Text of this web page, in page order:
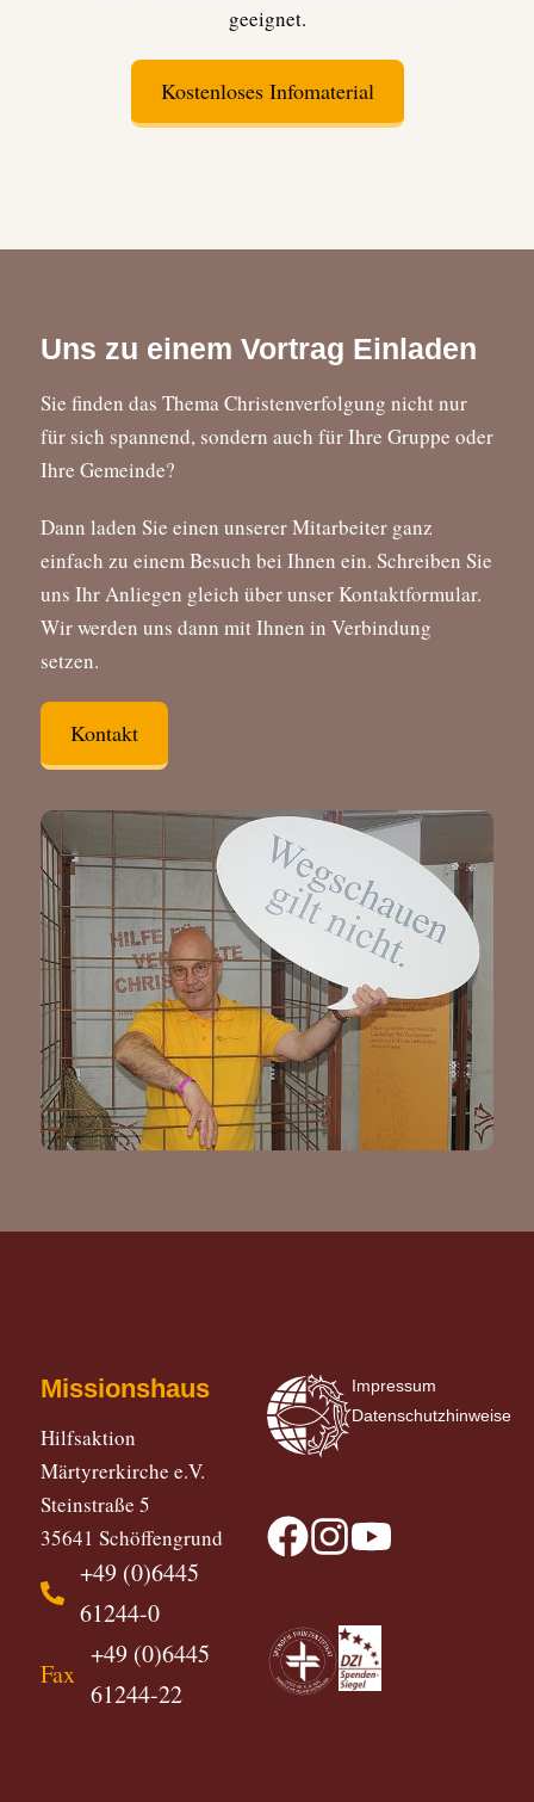
geeignet.
Kostenloses Infomaterial
Uns zu einem Vortrag Einladen
Sie finden das Thema Christenverfolgung nicht nur
für sich spannend, sondern auch für Ihre Gruppe oder
Ihre Gemeinde?
Dann laden Sie einen unserer Mitarbeiter ganz
einfach zu einem Besuch bei Ihnen ein. Schreiben Sie
uns Ihr Anliegen gleich über unser Kontaktformular.
Wir werden uns dann mit Ihnen in Verbindung
setzen.
Kontakt
Missionshaus
Hilfsaktion
Märtyrerkirche e.V.
Steinstraße 5
35641 Schöffengrund
+49 (0)6445
61244-0
Fax
+49 (0)6445
61244-22
Impressum
Datenschutzhinweise